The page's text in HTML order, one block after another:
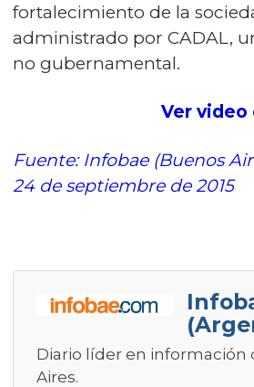
fortalecimiento de la
administrado por CADAL,
no gubernamental.
Ver video
Fuente: Infobae (Buenos
24 de septiembre de 2015
Diario líder en información
Aires.